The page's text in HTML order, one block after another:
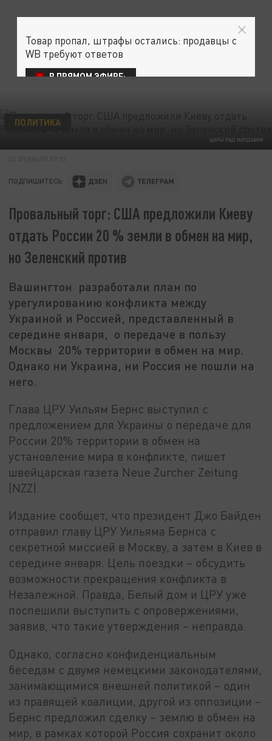
ЦАРЬГРАД МОЛДАВИЯ
ПОЛИТИКА
ПОДПИШИТЕСЬ:
Провальный торг: США предложили Киеву
отдать России 20 % земли в обмен на мир,
но Зеленский против
Вашингтон разработали план по
урегулированию конфликта между
Украиной и Россией, представленный в
середине января, о передаче в пользу
Москвы 20% территории в обмен на мир.
Однако ни Украина, ни Россия не пошли на
него.
Глава ЦРУ Уильям Бернс выступил с
предложением для Украины о передаче для
России 20% территории в обмен на
установление мира в конфликте, пишет
швейцарская газета Neue Zurcher Zeitung
(NZZ).
Издание сообщет, что президент Джо Байден
отправил главу ЦРУ Уильяма Бернса с
секретной миссией в Москву, а затем в Киев в
середине января. Цель поездки – обсудить
возможности прекращения конфликта в
Незалежной. Правда, Белый дом и ЦРУ уже
поспешили выступить с опровержениями,
заявив, что такие утверждения – неправда.
Однако, согласно конфиденциальным
беседам с двумя немецкими законодателями,
занимающимися внешней политикой – один
из правящей коалиции, другой из оппозиции –
Бернс предложил сделку – землю в обмен на
мир, в рамках которой Россия сохранит около
Товар пропал, штрафы остались: продавцы с
WB требуют ответов
В ПРЯМОМ ЭФИРЕ: